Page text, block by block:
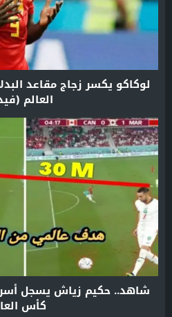
لوكاكو يكسر زجاج مقاعد
العالم
شاهد.. حكيم زياش يسجل
كأس